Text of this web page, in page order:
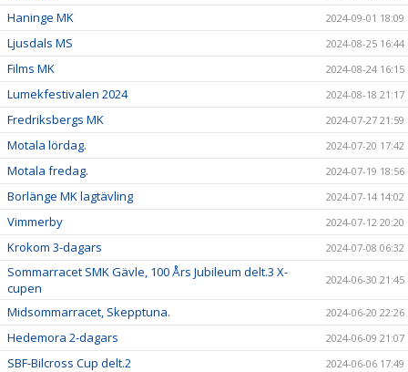
Haninge MK 2024-09-01 18:09
Ljusdals MS 2024-08-25 16:44
Films MK 2024-08-24 16:15
Lumekfestivalen 2024 2024-08-18 21:17
Fredriksbergs MK 2024-07-27 21:59
Motala lördag. 2024-07-20 17:42
Motala fredag. 2024-07-19 18:56
Borlänge MK lagtävling 2024-07-14 14:02
Vimmerby 2024-07-12 20:20
Krokom 3-dagars 2024-07-08 06:32
Sommarracet SMK Gävle, 100 Års Jubileum delt.3 X-
cupen
2024-06-30 21:45
Midsommarracet, Skepptuna. 2024-06-20 22:26
Hedemora 2-dagars 2024-06-09 21:07
SBF-Bilcross Cup delt.2 2024-06-06 17:49